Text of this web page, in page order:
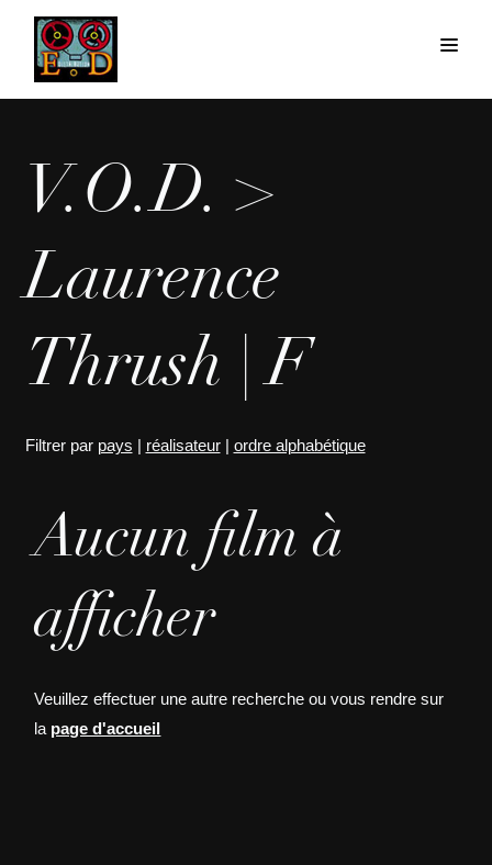
V.O.D. >
Laurence
Thrush | F
Filtrer par pays | réalisateur| ordre alphabétique
Aucun film à
afficher
Veuillez effectuer une autre recherche ou vous rendre sur
la page d'accueil